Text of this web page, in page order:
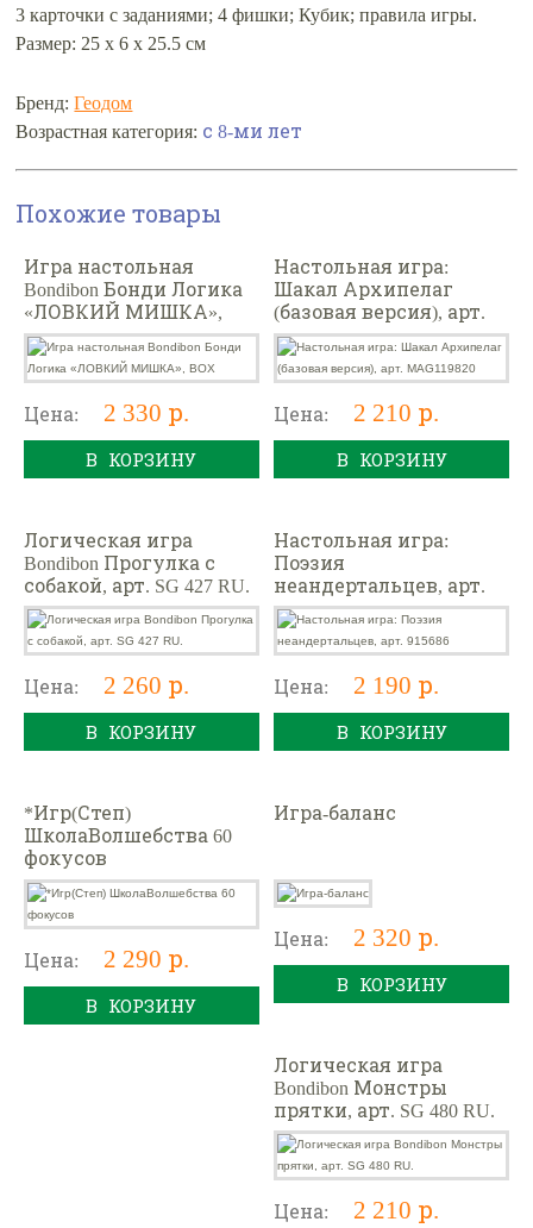
3 карточки с заданиями; 4 фишки; Кубик; правила игры.
Размер: 25 х 6 х 25.5 см
Бренд:Геодом
Возрастная категория: с 8-ми лет
Похожие товары
Игра настольная
Bondibon Бонди Логика
«ЛОВКИЙ МИШКА»,
BOX
Цена: 2 330 р.
В КОРЗИНУ
Настольная игра:
Шакал Архипелаг
(базовая версия), арт.
MAG119820
Цена: 2 210 р.
В КОРЗИНУ
Логическая игра
Bondibon Прогулка с
собакой, арт. SG 427 RU.
Цена: 2 260 р.
В КОРЗИНУ
Настольная игра:
Поэзия
неандертальцев, арт.
915686
Цена: 2 190 р.
В КОРЗИНУ
*Игр(Степ)
ШколаВолшебства 60
фокусов
Цена: 2 290 р.
В КОРЗИНУ
Игра-баланс
Цена: 2 320 р.
В КОРЗИНУ
Логическая игра
Bondibon Монстры
прятки, арт. SG 480 RU.
Цена: 2 210 р.